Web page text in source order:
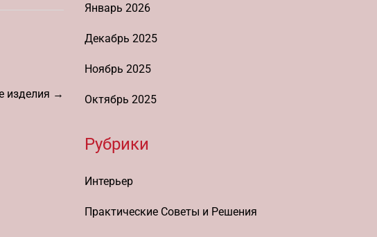
изделия →
Январь 2026
Декабрь 2025
Ноябрь 2025
Октябрь 2025
Рубрики
Интерьер
Практические Советы и Решения